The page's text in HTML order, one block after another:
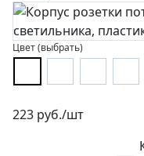
Цвет (выбрать)
223 руб./шт